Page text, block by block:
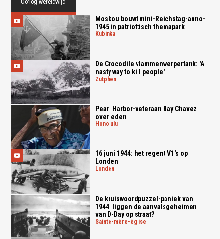
Oorlog wereldwijd
Moskou bouwt mini-Reichstag-anno-
1945 in patriottisch themapark
kubinka
De Crocodile vlammenwerpertank: 'A
nasty way to kill people'
zutphen
Pearl Harbor-veteraan Ray Chavez
overleden
honolulu
16 juni 1944: het regent V1's op
Londen
londen
De kruiswoordpuzzel-paniek van
1944: liggen de aanvalsgeheimen
van D-Day op straat?
sainte-mère-église